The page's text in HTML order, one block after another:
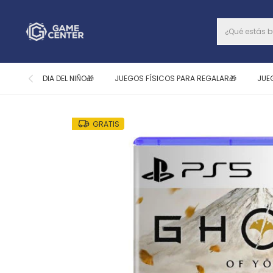
DIA DEL NIÑO🎁 JUEGOS FÍSICOS PARA REGALAR🎁
GRATIS